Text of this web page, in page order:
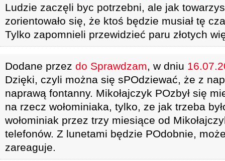
Ludzie zaczęli byc potrzebni, ale jak
zorientowało się, że ktoś będzie musiał tę
Tylko zapomnieli przewidzieć paru złotych
Dodane przez do Sprawdzam, w dniu
Dzięki, czyli można się sPOdziewać, że z
naprawą fontanny. Mikołajczyk POzbył się
na rzecz wołominiaka, tylko, ze jak trzeba
wołominiak przez trzy miesiące od
telefonów. Z lunetami będzie POdobnie,
zareaguje.